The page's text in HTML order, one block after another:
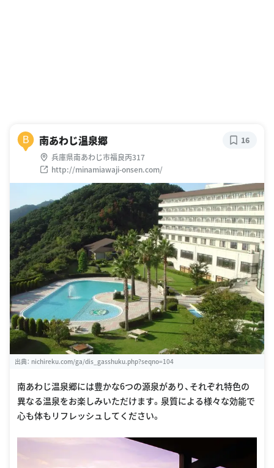
B 南あわじ温泉郷
兵庫県南あわじ市福良丙317
http://minamiawaji-onsen.com/
16
出典： nichireku.com/ga/dis_gasshuku.php?seqno=104
南あわじ温泉郷には豊かな6つの源泉があり、それぞれ特色の
異なる温泉をお楽しみいただけます。泉質による様々な効能で
心も体もリフレッシュしてください。